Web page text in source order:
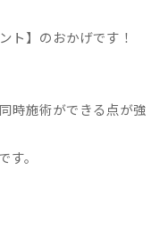
ト】のおかげです！
時施術ができる点が強
。